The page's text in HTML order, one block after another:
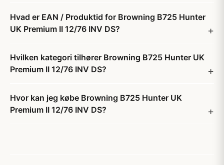
Hvad er EAN / Produktid for Browning B725 Hunter
UK Premium II 12/76 INV DS?
Hvilken kategori tilhører Browning B725 Hunter UK
Premium II 12/76 INV DS?
Hvor kan jeg købe Browning B725 Hunter UK
Premium II 12/76 INV DS?